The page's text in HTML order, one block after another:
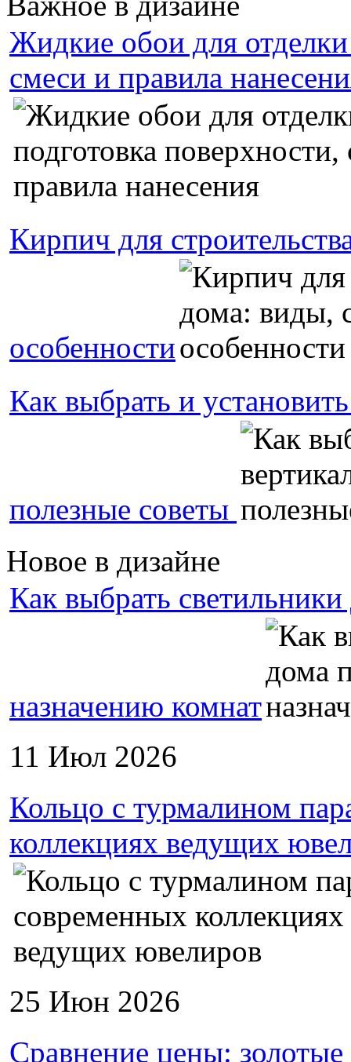
Жидкие обои для отделки
смеси и правила
Кирпич для
особенности
Как выбрать и
полезные советы
Новое в дизайне
Как выбрать
назначению комнат
11 Июл 2026
Кольцо с турмалином
коллекциях ведущих
25 Июн 2026
Сравнение цены: